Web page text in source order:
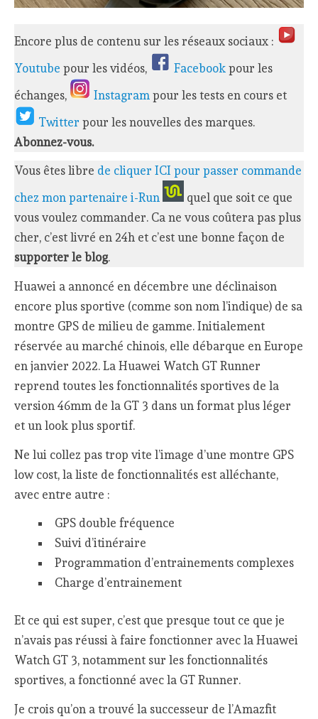
Encore plus de contenu sur les réseaux sociaux :
Youtube pour les vidéos, Facebookpour les
échanges,
Instagrampour les tests en cours et
Twitterpour les nouvelles des marques.
Abonnez-vous.
Vous êtes libre de cliquer ICI pour passer commande
chez mon partenaire i-Run
quel que soit ce que
vous voulez commander. Ca ne vous coûtera pas plus
cher, c’est livré en 24h et c’est une bonne façon de
supporter le blog.
Huawei a annoncé en décembre une déclinaison
encore plus sportive (comme son nom l’indique) de sa
montre GPS de milieu de gamme. Initialement
réservée au marché chinois, elle débarque en Europe
en janvier 2022. La Huawei Watch GT Runner
reprend toutes les fonctionnalités sportives de la
version 46mm de la GT 3 dans un format plus léger
et un look plus sportif.
Ne lui collez pas trop vite l’image d’une montre GPS
low cost, la liste de fonctionnalités est alléchante,
avec entre autre :
GPS double fréquence
Suivi d’itinéraire
Programmation d’entrainements complexes
Charge d’entrainement
Et ce qui est super, c’est que presque tout ce que je
n’avais pas réussi à faire fonctionner avec la Huawei
Watch GT 3, notamment sur les fonctionnalités
sportives, a fonctionné avec la GT Runner.
Je crois qu’on a trouvé la successeur de l’Amazfit